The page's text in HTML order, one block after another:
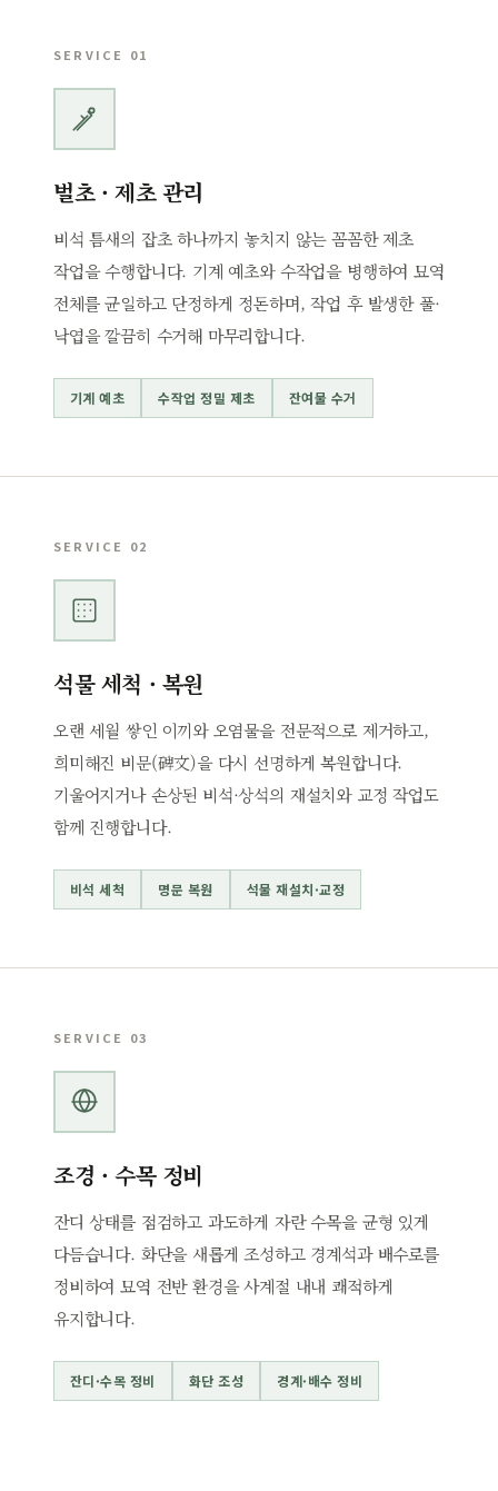
SERVICE 01
벌초 · 제초 관리
비석 틈새의 잡초 하나까지 놓치지 않는 꼼꼼한 제초
작업을 수행합니다. 기계 예초와 수작업을 병행하여 묘역
전체를 균일하고 단정하게 정돈하며, 작업 후 발생한 풀·
낙엽을 깔끔히 수거해 마무리합니다.
기계 예초 수작업 정밀 제초 잔여물 수거
SERVICE 02
석물 세척 · 복원
오랜 세월 쌓인 이끼와 오염물을 전문적으로 제거하고,
희미해진 비문(碑文)을 다시 선명하게 복원합니다.
기울어지거나 손상된 비석·상석의 재설치와 교정 작업도
함께 진행합니다.
비석 세척 명문 복원 석물 재설치·교정
SERVICE 03
조경 · 수목 정비
잔디 상태를 점검하고 과도하게 자란 수목을 균형 있게
다듬습니다. 화단을 새롭게 조성하고 경계석과 배수로를
정비하여 묘역 전반 환경을 사계절 내내 쾌적하게
유지합니다.
잔디·수목 정비 화단 조성 경계·배수 정비